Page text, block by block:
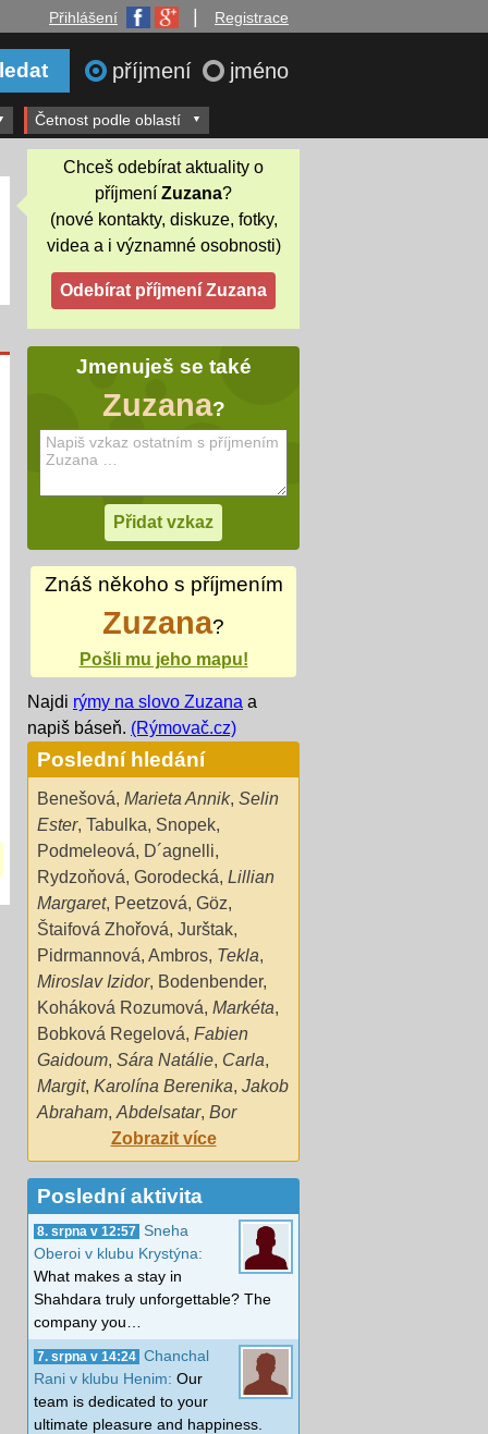
Přihlášení Registrace
příjmení jméno
Četnost podle oblastí
Chceš odebírat aktuality o
příjmení Zuzana?
(nové kontakty, diskuze, fotky,
videa a i významné osobnosti)
Jmenuješ se také
Zuzana?
Znáš někoho s příjmením
Zuzana?
Pošli mu jeho mapu!
Najdi rýmy na slovo Zuzana a
napiš báseň. (Rýmovač.cz)
Poslední hledání
Benešová, Marieta Annik, Selin
Ester, Tabulka, Snopek,
Podmeleová, D´agnelli,
Rydzoňová, Gorodecká, Lillian
Margaret, Peetzová, Göz,
Štaifová Zhořová, Jurštak,
Pidrmannová, Ambros, Tekla,
Miroslav Izidor, Bodenbender,
Koháková Rozumová, Markéta,
Bobková Regelová, Fabien
Gaidoum, Sára Natálie, Carla,
Margit, Karolína Berenika, Jakob
Abraham, Abdelsatar, Bor
Zobrazit více
Poslední aktivita
8. srpna v 12:57
Sneha
Oberoi v klubu Krystýna:
What makes a stay in
Shahdara truly unforgettable? The
company you…
7. srpna v 14:24 Chanchal
Rani v klubu Henim: Our
team is dedicated to your
ultimate pleasure and happiness.